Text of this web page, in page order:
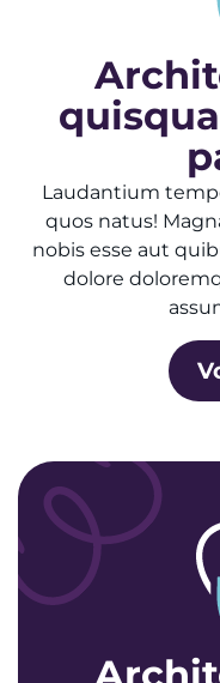
Laudantium
quos natus!
nobis esse aut
dolore